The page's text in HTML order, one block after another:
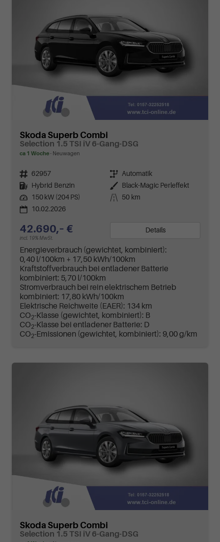
Skoda Superb Combi
Selection 1.5 TSI iV 6-Gang-DSG
ca 1 Woche Neuwagen
Fahrzeugnr. 62957 Getriebe Automatik
Kraftstoff
Hybrid Benzin Außenfarbe
Black-Magic Perleffekt
Leistung
150 kW (204 PS) Kilometerstand
50 km
10.02.2026
42.690,– €
incl. 19% MwSt.
Details
Energieverbrauch (gewichtet, kombiniert):
0,40 l/100km + 17,50 kWh/100km
Kraftstoffverbrauch bei entladener Batterie
kombiniert: 5,70 l/100km
Stromverbrauch bei rein elektrischem Betrieb
kombiniert: 17,80 kWh/100km
Elektrische Reichweite (EAER): 134 km
CO2-Klasse (gewichtet, kombiniert): B
CO2-Klasse bei entladener Batterie: D
CO2-Emissionen (gewichtet, kombiniert): 9,00 g/km
Skoda Superb Combi
Selection 1.5 TSI iV 6-Gang-DSG